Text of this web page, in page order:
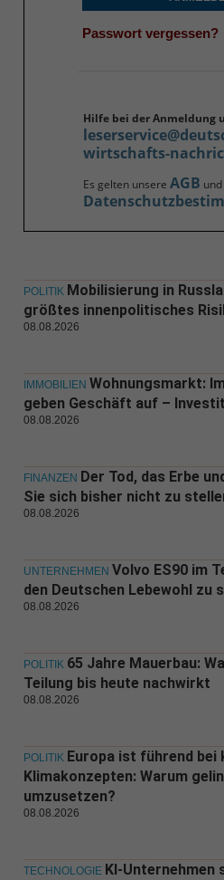
Passwort vergessen?
Hilfe bei der Anmeldung
wirtschafts-
Es gelten unsere AGB und
POLITIK Mobilisierung in
größtes innenpolitisches
08.08.2026
IMMOBILIEN Wohnungsmarkt:
geben Geschäft auf –
08.08.2026
FINANZEN Der Tod, das Erbe
Sie sich bisher nicht zu
08.08.2026
UNTERNEHMEN Volvo ES90 im
den Deutschen Lebewohl zu
08.08.2026
POLITIK 65 Jahre Mauerbau:
Teilung bis heute nachwirkt
08.08.2026
POLITIK Europa ist führend bei
Klimakonzepten: Warum
umzusetzen?
08.08.2026
TECHNOLOGIE KI-Unternehmen